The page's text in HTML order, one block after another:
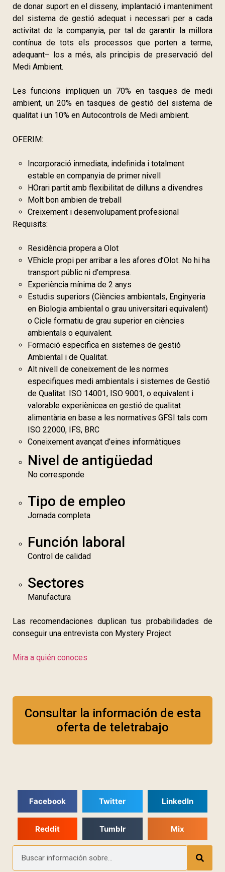
de donar suport en el disseny, implantació i manteniment
del sistema de gestió adequat i necessari per a cada
activitat de la companyia, per tal de garantir la millora
contínua de tots els processos que porten a terme,
adequant– los a més, als principis de preservació del
Medi Ambient.
Les funcions impliquen un 70% en tasques de medi
ambient, un 20% en tasques de gestió del sistema de
qualitat i un 10% en Autocontrols de Medi ambient.
OFERIM:
Incorporació inmediata, indefinida i totalment
estable en companyia de primer nivell
HOrari partit amb flexibilitat de dilluns a divendres
Molt bon ambien de treball
Creixement i desenvolupament profesional
Requisits:
Residència propera a Olot
VEhicle propi per arribar a les afores d’Olot. No hi ha
transport públic ni d’empresa.
Experiència mínima de 2 anys
Estudis superiors (Ciències ambientals, Enginyeria
en Biologia ambiental o grau universitari equivalent)
o Cicle formatiu de grau superior en ciències
ambientals o equivalent.
Formació especifica en sistemes de gestió
Ambiental i de Qualitat.
Alt nivell de coneixement de les normes
especifiques medi ambientals i sistemes de Gestió
de Qualitat: ISO 14001, ISO 9001, o equivalent i
valorable experiènicea en gestió de qualitat
alimentària en base a les normatives GFSI tals com
ISO 22000, IFS, BRC
Coneixement avançat d’eines informàtiques
Nivel de antigüedad
No corresponde
Tipo de empleo
Jornada completa
Función laboral
Control de calidad
Sectores
Manufactura
Las recomendaciones duplican tus probabilidades de
conseguir una entrevista con Mystery Project
Mira a quién conoces
Consultar la información de esta
oferta de teletrabajo
Facebook Twitter LinkedIn
Reddit Tumblr Mix